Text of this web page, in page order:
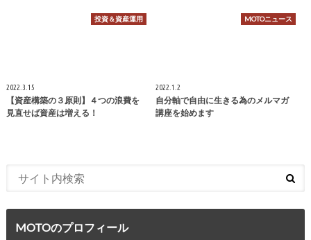
投資＆資産運用
2022.3.15
【資産構築の３原則】４つの浪費を
見直せば資産は増える！
MOTOニュース
2022.1.2
自分軸で自由に生きる為のメルマガ
講座を始めます
MOTOのプロフィール